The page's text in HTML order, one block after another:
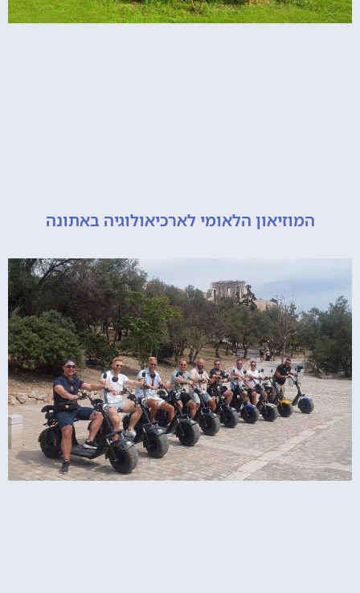
הלאומי לארכיאולוגיה באתונה